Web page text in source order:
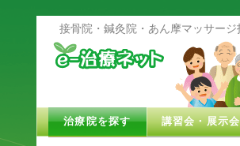
接骨院・鍼灸院・あん摩マッサージ
治療院を探す 講習会・展示